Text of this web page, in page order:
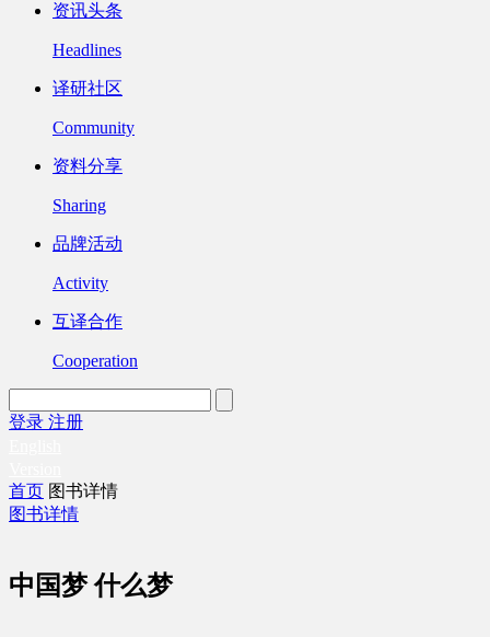
资讯头条
Headlines
译研社区
Community
资料分享
Sharing
品牌活动
Activity
互译合作
Cooperation
登录 注册
首页 图书详情
图书详情
中国梦 什么梦